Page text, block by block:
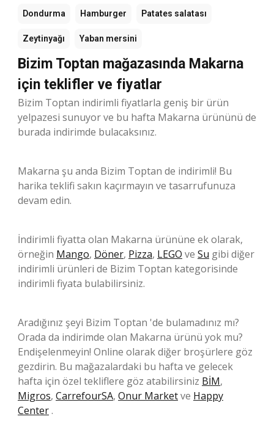
Dondurma Hamburger Patates salatası
Zeytinyağı Yaban mersini
Bizim Toptan mağazasında Makarna
için teklifler ve fiyatlar
Bizim Toptan indirimli fiyatlarla geniş bir ürün
yelpazesi sunuyor ve bu hafta Makarna ürününü de
burada indirimde bulacaksınız.
Makarna şu anda Bizim Toptan de indirimli! Bu
harika teklifi sakın kaçırmayın ve tasarrufunuza
devam edin.
İndirimli fiyatta olan Makarna ürününe ek olarak,
örneğin Mango, Döner, Pizza, LEGO ve Su gibi diğer
indirimli ürünleri de Bizim Toptan kategorisinde
indirimli fiyata bulabilirsiniz.
Aradığınız şeyi Bizim Toptan 'de bulamadınız mı?
Orada da indirimde olan Makarna ürünü yok mu?
Endişelenmeyin! Online olarak diğer broşürlere göz
gezdirin. Bu mağazalardaki bu hafta ve gelecek
hafta için özel tekliflere göz atabilirsiniz BİM,
Migros, CarrefourSA, Onur Marketve Happy
Center.